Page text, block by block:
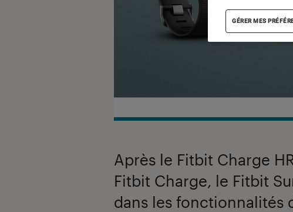
Après le Fitbit Charge
Fitbit Charge, le Fitbit
dans les fonctionnalités
GÉRER MES